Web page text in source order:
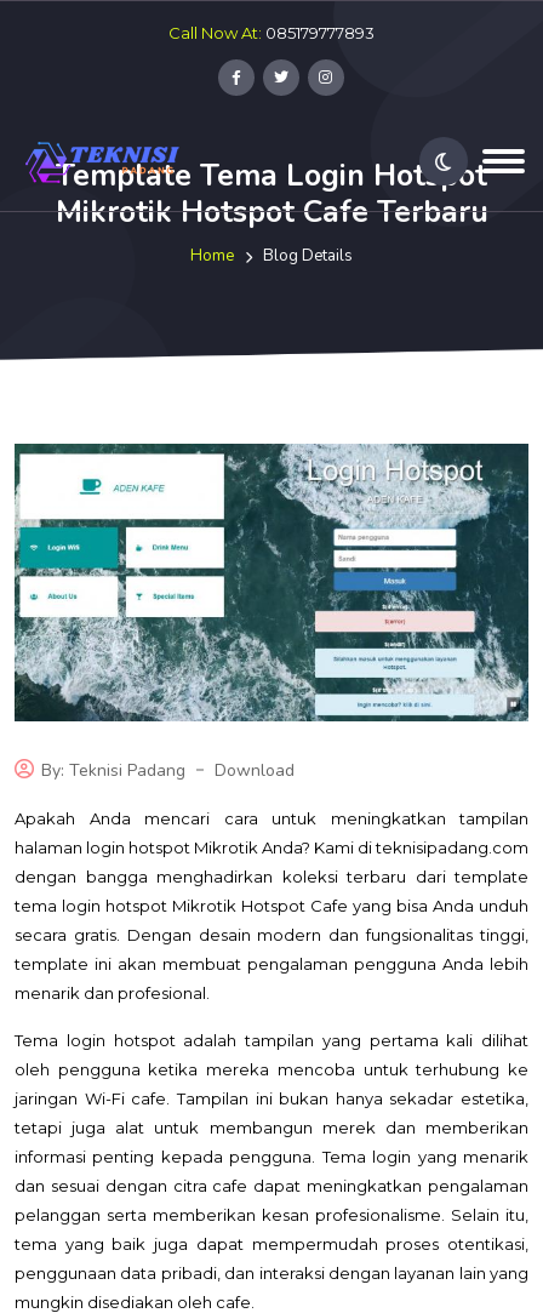
Call Now At: 085179777893
Template Tema Login Hotspot
Mikrotik Hotspot Cafe Terbaru
Home Blog Details
By: Teknisi Padang Download
Apakah Anda mencari cara untuk meningkatkan tampilan
halaman login hotspot Mikrotik Anda? Kami di teknisipadang.com
dengan bangga menghadirkan koleksi terbaru dari template
tema login hotspot Mikrotik Hotspot Cafe yang bisa Anda unduh
secara gratis. Dengan desain modern dan fungsionalitas tinggi,
template ini akan membuat pengalaman pengguna Anda lebih
menarik dan profesional.
Tema login hotspot adalah tampilan yang pertama kali dilihat
oleh pengguna ketika mereka mencoba untuk terhubung ke
jaringan Wi-Fi cafe. Tampilan ini bukan hanya sekadar estetika,
tetapi juga alat untuk membangun merek dan memberikan
informasi penting kepada pengguna. Tema login yang menarik
dan sesuai dengan citra cafe dapat meningkatkan pengalaman
pelanggan serta memberikan kesan profesionalisme. Selain itu,
tema yang baik juga dapat mempermudah proses otentikasi,
penggunaan data pribadi, dan interaksi dengan layanan lain yang
mungkin disediakan oleh cafe.